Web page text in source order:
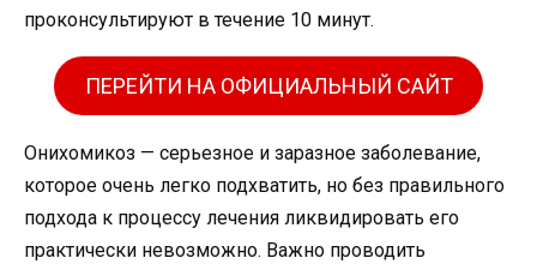
проконсультируют в течение 10 минут.
ПЕРЕЙТИ НА ОФИЦИАЛЬНЫЙ САЙТ
Онихомикоз — серьезное и заразное заболевание,
которое очень легко подхватить, но без правильного
подхода к процессу лечения ликвидировать его
практически невозможно. Важно проводить